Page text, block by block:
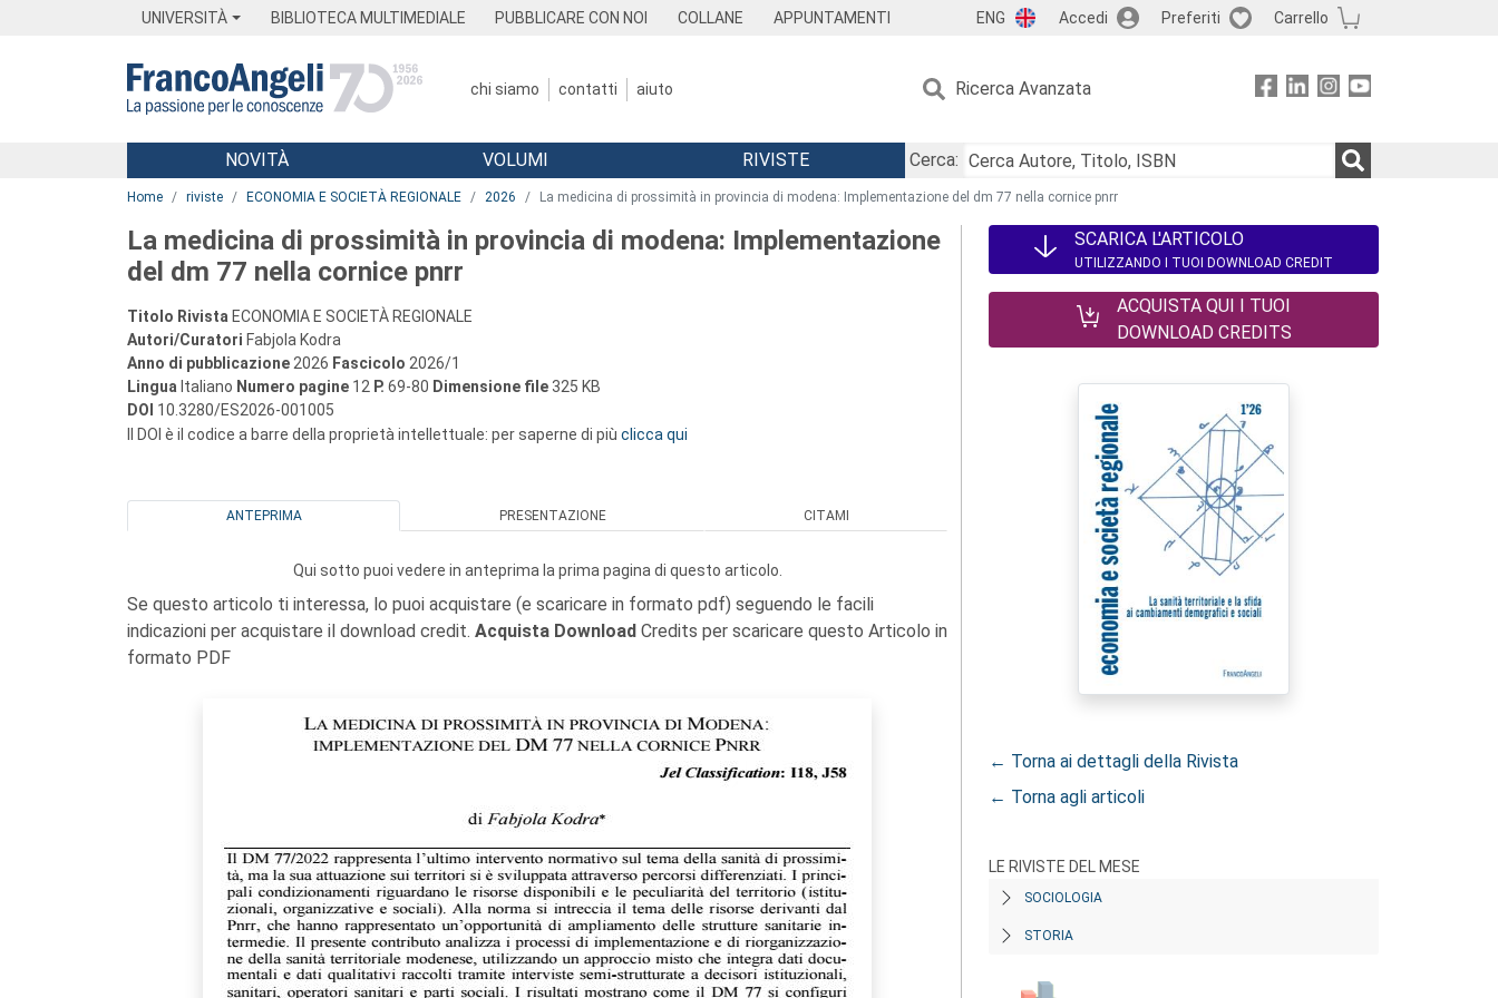
UNIVERSITÀ BIBLIOTECA MULTIMEDIALE PUBBLICARE CON NOI COLLANE APPUNTAMENTI ENG Accedi Preferiti Carrello
chi siamo contatti aiuto Ricerca Avanzata
Menu
NOVITÀ VOLUMI RIVISTE
Cerca:
Home riviste ECONOMIA E SOCIETÀ REGIONALE 2026 La medicina di prossimità in provincia di modena: Implementazione del dm 77 nella cornice pnrr
La medicina di prossimità in provincia di modena: Implementazione
del dm 77 nella cornice pnrr
Titolo Rivista ECONOMIA E SOCIETÀ REGIONALE
Autori/Curatori Fabjola Kodra
Anno di pubblicazione 2026 Fascicolo 2026/1
Lingua Italiano Numero pagine 12 P. 69-80 Dimensione file 325 KB
DOI 10.3280/ES2026-001005
Il DOI è il codice a barre della proprietà intellettuale: per saperne di più clicca qui
ANTEPRIMA PRESENTAZIONE CITAMI
Qui sotto puoi vedere in anteprima la prima pagina di questo articolo.
Se questo articolo ti interessa, lo puoi acquistare (e scaricare in formato pdf) seguendo le facili
indicazioni per acquistare il download credit. Acquista Download Credits per scaricare questo Articolo in
formato PDF
SCARICA L'ARTICOLO
UTILIZZANDO I TUOI DOWNLOAD CREDIT
ACQUISTA QUI I TUOI
DOWNLOAD CREDITS
← Torna ai dettagli della Rivista
← Torna agli articoli
LE RIVISTE DEL MESE
SOCIOLOGIA
STORIA